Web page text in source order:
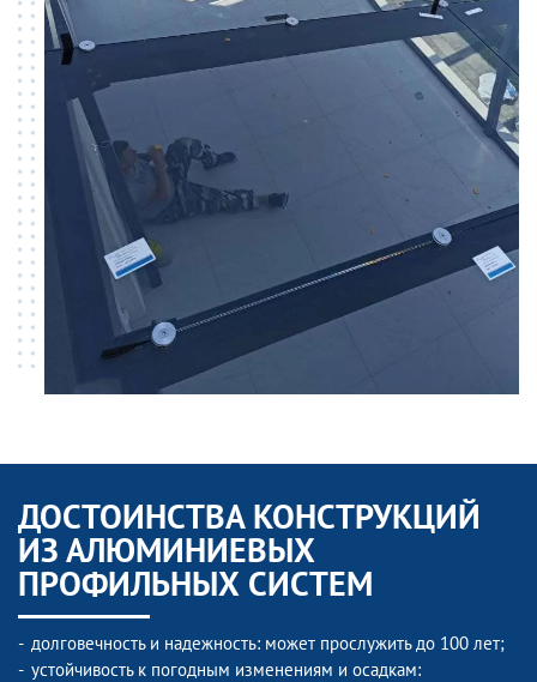
ДОСТОИНСТВА КОНСТРУКЦИЙ
ИЗ АЛЮМИНИЕВЫХ
ПРОФИЛЬНЫХ СИСТЕМ
долговечность и надежность: может прослужить до 100 лет;
устойчивость к погодным изменениям и осадкам: